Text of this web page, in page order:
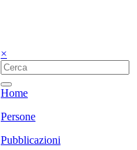
×
Home
Persone
Pubblicazioni